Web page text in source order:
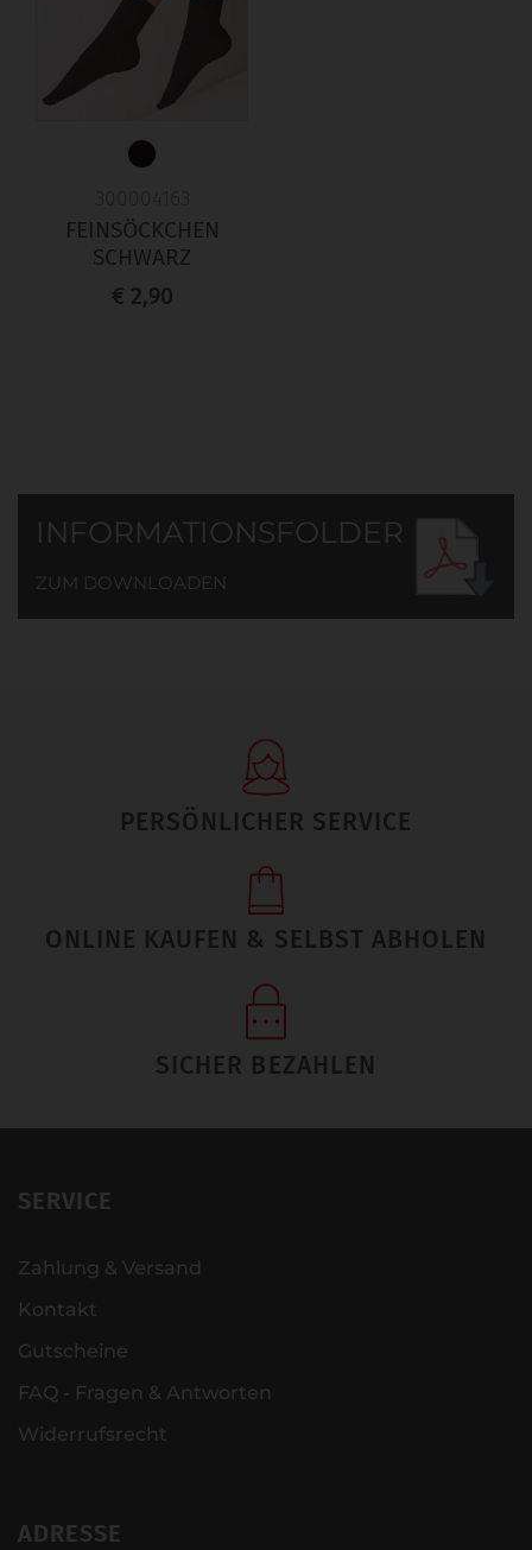
FEINSÖCKCHEN
SCHWARZ
€ 2,90
INFORMATIONSFOLDER
ZUM DOWNLOADEN
PERSÖNLICHER SERVICE
ONLINE KAUFEN & SELBST ABHOLEN
SICHER BEZAHLEN
SERVICE
Zahlung & Versand
Kontakt
Gutscheine
FAQ - Fragen & Antworten
Widerrufsrecht
ADRESSE